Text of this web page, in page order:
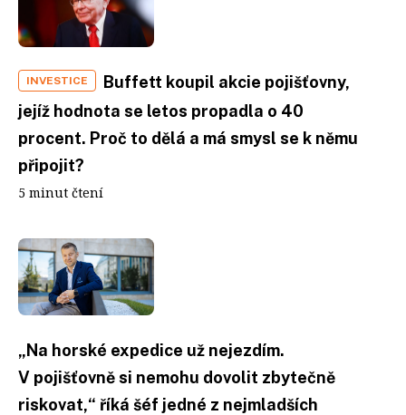
INVESTICE
Buffett koupil akcie pojišťovny,
jejíž hodnota se letos propadla o 40
procent. Proč to dělá a má smysl se k němu
připojit?
5 minut čtení
„Na horské expedice už nejezdím.
V pojišťovně si nemohu dovolit zbytečně
riskovat,“ říká šéf jedné z nejmladších